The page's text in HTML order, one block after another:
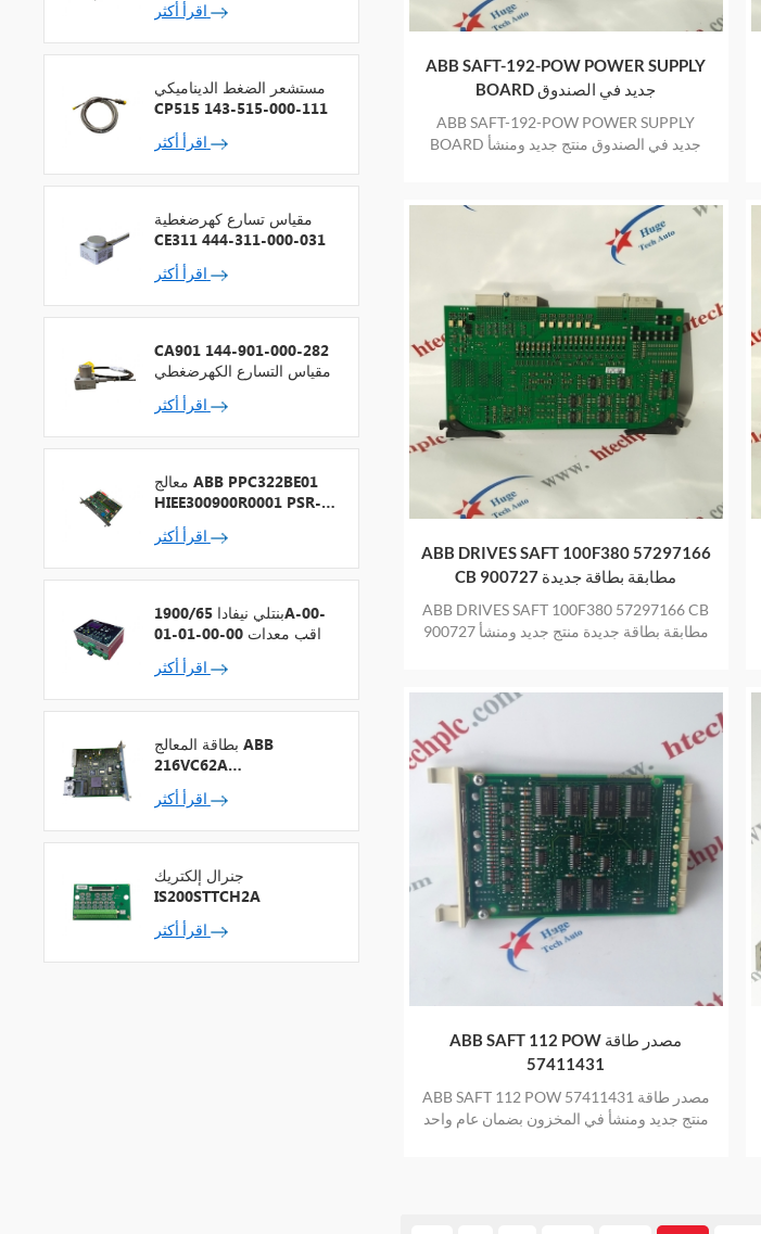
ABB SAFT-192-POW POWER SUPPLY
BOARD جديد في الصندوق
ABB SAFT-192-POW POWER SUPPLY
BOARD جديد في الصندوق منتج جديد ومنشأ
ABB DRIVES SAFT 100F380 57297166
CB 900727 مطابقة بطاقة جديدة
ABB DRIVES SAFT 100F380 57297166 CB
900727 مطابقة بطاقة جديدة منتج جديد ومنشأ
ABB SAFT 112 POW مصدر طاقة
57411431
ABB SAFT 112 POW مصدر طاقة 57411431
منتج جديد ومنشأ في المخزون بضمان عام واحد
V
مستشعر الضغط الديناميكي
CP515 143-515-000-111
مقياس تسارع كهرضغطية
CE311 444-311-000-031
CA901 144-901-000-282
مقياس التسارع الكهرضغطي
معالج ABB PPC322BE01
HIEE300900R0001 PSR-2
+ ناقل المجال
بنتلي نيفادا 1900/65A-00-
01-01-00-00 مراقب معدات
الأغراض العامة
بطاقة المعالج ABB
216VC62A
HESG324442R13
جنرال إلكتريك
IS200STTCH2A